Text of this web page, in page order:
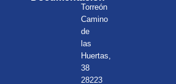
Torreón
Camino
de
las
Huertas,
38
28223